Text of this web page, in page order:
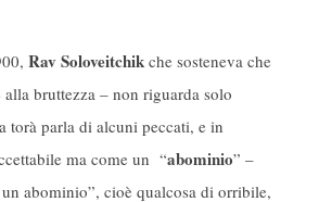
Rav Soloveitchik che sosteneva che
bruttezza – non riguarda solo
torà parla di alcuni peccati, e in
ma come un “abominio” –
abominio”, cioè qualcosa di orribile,